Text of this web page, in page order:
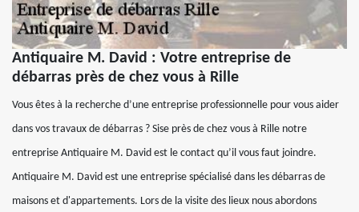
Antiquaire M. David : Votre entreprise de
débarras près de chez vous à Rille
Vous êtes à la recherche d’une entreprise professionnelle pour vous aider
dans vos travaux de débarras ? Sise près de chez vous à Rille notre
entreprise Antiquaire M. David est le contact qu’il vous faut joindre.
Antiquaire M. David est une entreprise spécialisé dans les débarras de
maisons et d'appartements. Lors de la visite des lieux nous abordons